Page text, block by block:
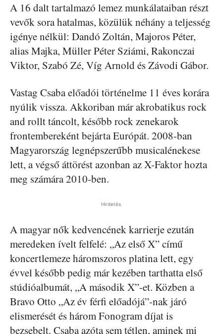
A 16 dalt tartalmazó lemez munkálataiban részt
vevők sora hatalmas, közülük néhány a teljesség
igénye nélkül: Dandó Zoltán, Majoros Péter,
alias Majka, Müller Péter Sziámi, Rakonczai
Viktor, Szabó Zé, Víg Arnold és Závodi Gábor.
Vastag Csaba előadói történelme 11 éves korára
nyúlik vissza. Akkoriban már akrobatikus rock
and rollt táncolt, később rock zenekarok
frontembereként bejárta Európát. 2008-ban
Magyarország legnépszerűbb musicalénekese
lett, a végső áttörést azonban az X-Faktor hozta
meg számára 2010-ben.
Hirdetés
A magyar nők kedvencének karrierje ezután
meredeken ívelt felfelé: „Az első X” című
koncertlemeze háromszoros platina lett, egy
évvel később pedig már kezében tarthatta első
stúdióalbumát, „A második X”-et. Közben a
Bravo Otto „Az év férfi előadójá”-nak járó
elismerését és három Fonogram díjat is
bezsebelt. Csaba azóta sem tétlen, aminek mi